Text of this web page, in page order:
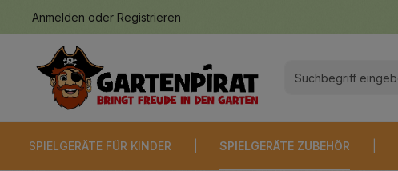
Zur Hauptnavigation springen
Anmelden oder Registrieren
SPIELGERÄTE FÜR KINDER SPIELGERÄTE ZUBEHÖR